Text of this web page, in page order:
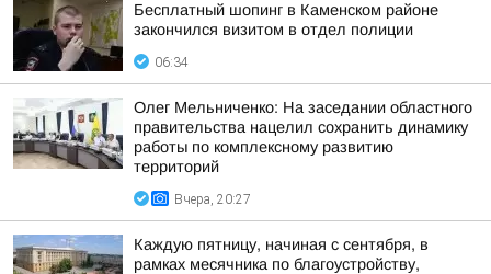
Бесплатный шопинг в Каменском районе
закончился визитом в отдел полиции
06:34
Олег Мельниченко: На заседании областного
правительства нацелил сохранить динамику
работы по комплексному развитию
территорий
Вчера, 20:27
Каждую пятницу, начиная с сентября, в
рамках месячника по благоустройству,